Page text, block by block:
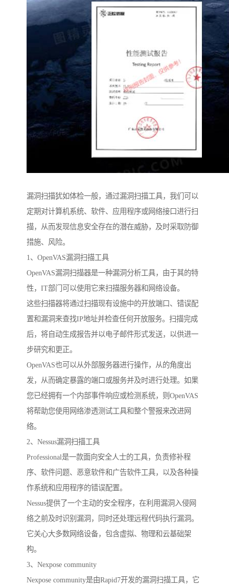
漏洞扫描犹如体检一般，通过漏洞扫描工具，我们可以
定期对计算机系统、软件、应用程序或网络接口进行扫
描，从而发现信息安全存在的潜在威胁，及时采取防御
措施、风险。
1、OpenVAS漏洞扫描工具
OpenVAS漏洞扫描器是一种漏洞分析工具，由于其的特
性，IT部门可以使用它来扫描服务器和网络设备。
这些扫描器将通过扫描现有设施中的开放端口、错误配
置和漏洞来查找IP地址并检查任何开放服务。扫描完成
后，将自动生成报告并以电子邮件形式发送，以供进一
步研究和更正。
OpenVAS也可以从外部服务器进行操作，从的角度出
发，从而确定暴露的端口或服务并及时进行处理。如果
您已经拥有一个内部事件响应或检测系统，则OpenVAS
将帮助您使用网络渗透测试工具和整个警报来改进网
络。
2、Nessus漏洞扫描工具
Professional是一款面向安全人士的工具，负责修补程
序、软件问题、恶意软件和广告软件工具，以及各种操
作系统和应用程序的错误配置。
Nessus提供了一个主动的安全程序，在利用漏洞入侵网
络之前及时识别漏洞，同时还处理远程代码执行漏洞。
它关心大多数网络设备，包含虚拟、物理和云基础架
构。
3、Nexpose community
Nexpose community是由Rapid7开发的漏洞扫描工具，它